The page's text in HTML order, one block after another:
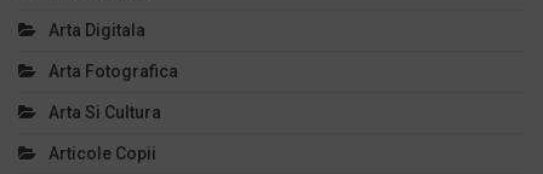
Arta Digitala
Arta Fotografica
Arta Si Cultura
Articole Copii